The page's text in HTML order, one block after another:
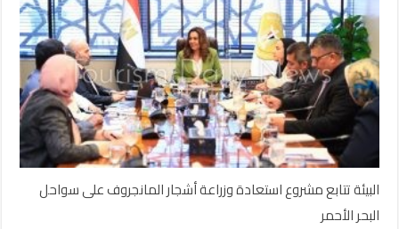
البيئة تتابع مشروع استعادة وزراعة أشجار المانجروف على سواحل
البحر الأحمر